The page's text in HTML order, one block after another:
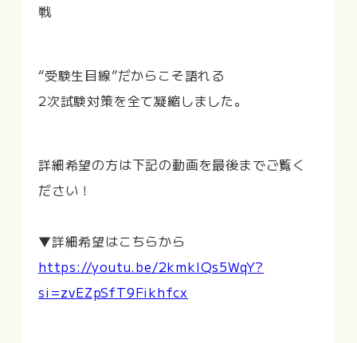
戦
“受験生目線”だからこそ語れる
2次試験対策を全て凝縮しました。
詳細希望の方は下記の動画を最後までご覧く
ださい！
▼詳細希望はこちらから
https://youtu.be/2kmkIQs5WqY?
si=zvEZpSfT9Fikhfcx